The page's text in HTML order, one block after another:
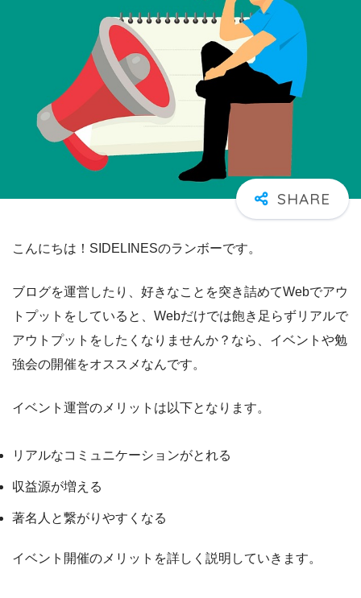
こんにちは！SIDELINESのランボーです。
ブログを運営したり、好きなことを突き詰めてWebでアウ
トプットをしていると、Webだけでは飽き足らずリアルで
アウトプットをしたくなりませんか？なら、イベントや勉
強会の開催をオススメなんです。
イベント運営のメリットは以下となります。
リアルなコミュニケーションがとれる
収益源が増える
著名人と繋がりやすくなる
イベント開催のメリットを詳しく説明していきます。